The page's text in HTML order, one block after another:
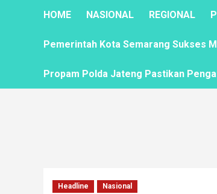
HOME NASIONAL REGIONAL
Pemerintah Kota Semarang Sukses
Propam Polda Jateng Pastikan
Headline Nasional